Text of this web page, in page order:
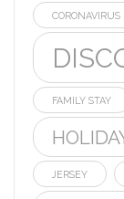
CORONAVIRUS
FAMILY STAY
JERSEY